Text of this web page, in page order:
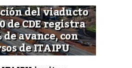
del viaducto
de CDE registra
de avance, con
de ITAIPU